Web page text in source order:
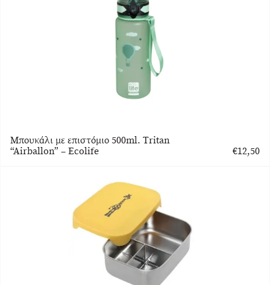
Μπουκάλι με επιστόμιο 500ml. Tritan
“Airballon” – Ecolife
€12,50